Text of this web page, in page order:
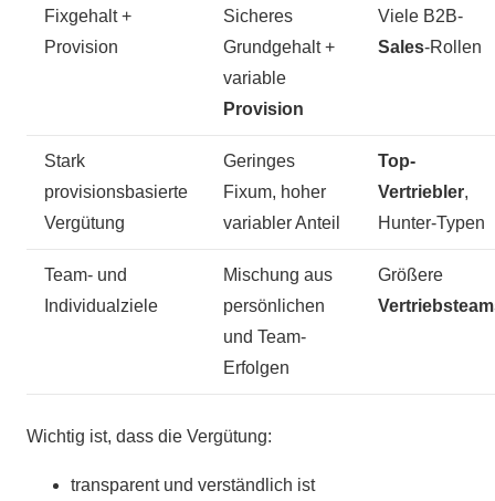
Fixgehalt +
Provision
Sicheres
Grundgehalt +
variable
Provision
Viele B2B-
Sales-Rollen
Stark
provisionsbasierte
Vergütung
Geringes
Fixum, hoher
variabler Anteil
Top-
Vertriebler,
Hunter-Typen
Team- und
Individualziele
Mischung aus
persönlichen
und Team-
Erfolgen
Größere
Wichtig ist, dass die Vergütung:
transparent und verständlich ist